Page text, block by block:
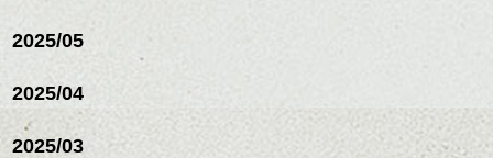
2025/05
2025/04
2025/03